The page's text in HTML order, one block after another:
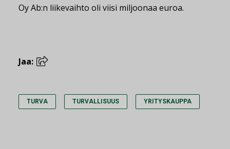
Oy Ab:n liikevaihto oli viisi miljoonaa euroa.
Jaa:
TURVA TURVALLISUUS YRITYSKAUPPA